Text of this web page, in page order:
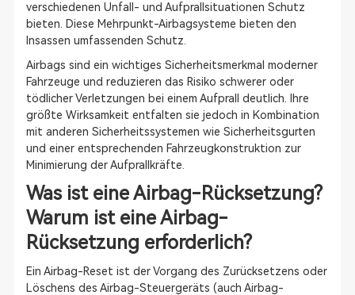
verschiedenen Unfall- und Aufprallsituationen Schutz
bieten. Diese Mehrpunkt-Airbagsysteme bieten den
Insassen umfassenden Schutz.
Airbags sind ein wichtiges Sicherheitsmerkmal moderner
Fahrzeuge und reduzieren das Risiko schwerer oder
tödlicher Verletzungen bei einem Aufprall deutlich. Ihre
größte Wirksamkeit entfalten sie jedoch in Kombination
mit anderen Sicherheitssystemen wie Sicherheitsgurten
und einer entsprechenden Fahrzeugkonstruktion zur
Minimierung der Aufprallkräfte.
Was ist eine Airbag-Rücksetzung?
Warum ist eine Airbag-
Rücksetzung erforderlich?
Ein Airbag-Reset ist der Vorgang des Zurücksetzens oder
Löschens des Airbag-Steuergeräts (auch Airbag-